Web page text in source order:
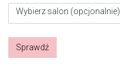
Wybierz salon (opcjonalnie)
Sprawdź